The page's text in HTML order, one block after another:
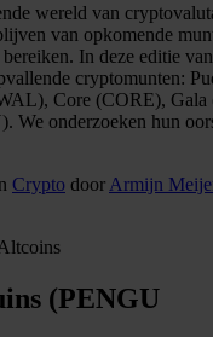
wereld van
van opkomende
In deze editie
cryptomunten:
Core (CORE),
We onderzoeken hun
Crypto door Armijn
(PENGU